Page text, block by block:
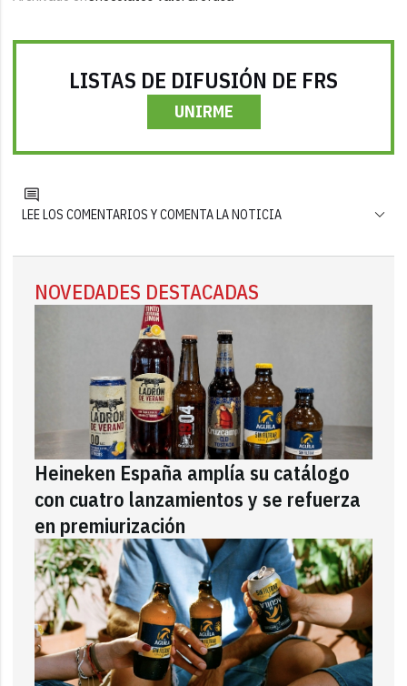
LISTAS DE DIFUSIÓN DE FRS
UNIRME
LEE LOS COMENTARIOS Y COMENTA LA NOTICIA
NOVEDADES DESTACADAS
Heineken España amplía su catálogo
con cuatro lanzamientos y se refuerza
en premiurización